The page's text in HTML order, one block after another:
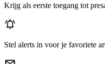
Krijg als eerste toegang tot
Stel alerts in voor je favoriete